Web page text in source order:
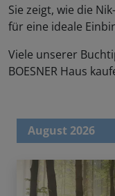
Sie zeigt, wie die
für eine ideale
Viele unserer
BOESNER Haus
August 2026